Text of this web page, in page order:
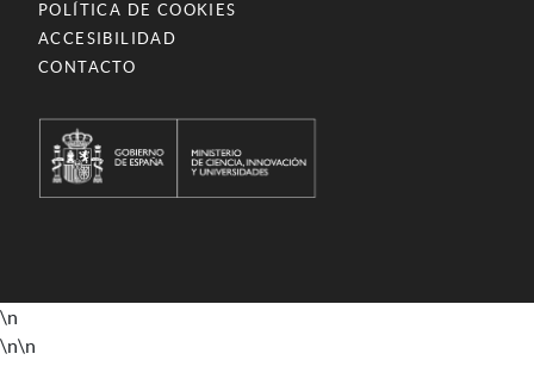
POLÍTICA DE COOKIES
ACCESIBILIDAD
CONTACTO
\n
\n\n